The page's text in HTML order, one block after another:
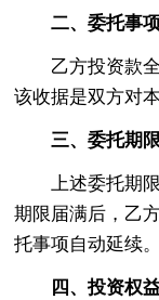
二、委托事
乙方投资款
该收据是双方对
三、委托期限
上述委托期
期限届满后，乙
托事项自动延续。
四、投资权